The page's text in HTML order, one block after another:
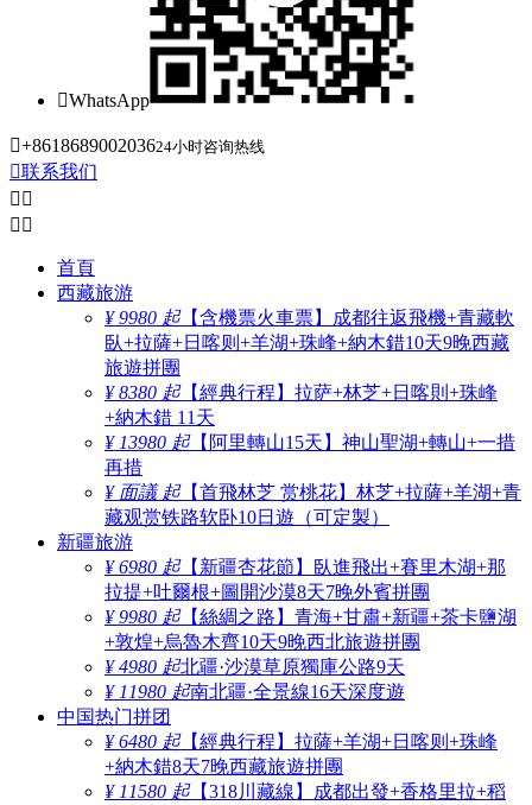
WhatsApp
+861868900203624小时咨询热线
联系我们
 
 
首頁
西藏旅游
¥ 9980 起【含機票火車票】成都往返飛機+青藏軟
臥+拉薩+日喀则+羊湖+珠峰+納木錯10天9晚西藏
旅遊拼團
¥ 8380 起【經典行程】拉萨+林芝+日喀則+珠峰
+納木錯 11天
¥ 13980 起【阿里轉山15天】神山聖湖+轉山+一措
再措
¥ 面議 起【首飛林芝 赏桃花】林芝+拉薩+羊湖+青
藏观赏铁路软卧10日遊（可定製）
新疆旅游
¥ 6980 起【新疆杏花節】臥進飛出+賽里木湖+那
拉提+吐爾根+圖開沙漠8天7晚外賓拼團
¥ 9980 起【絲綢之路】青海+甘肅+新疆+茶卡鹽湖
+敦煌+烏魯木齊10天9晚西北旅遊拼團
¥ 4980 起北疆·沙漠草原獨庫公路9天
¥ 11980 起南北疆·全景線16天深度遊
中国热门拼团
¥ 6480 起【經典行程】拉薩+羊湖+日喀则+珠峰
+納木錯8天7晚西藏旅遊拼團
¥ 11580 起【318川藏線】成都出發+香格里拉+稻